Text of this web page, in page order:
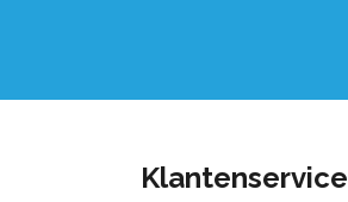
Klantenservice